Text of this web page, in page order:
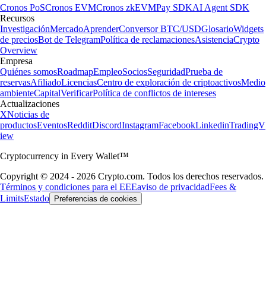
Cronos PoSCronos EVMCronos zkEVMPay SDKAI Agent SDK
Recursos
InvestigaciónMercadoAprenderConversor BTC/USDGlosarioWidgets
de preciosBot de TelegramPolítica de reclamacionesAsistenciaCrypto
Overview
Empresa
Quiénes somosRoadmapEmpleoSociosSeguridadPrueba de
reservasAfiliadoLicenciasCentro de exploración de criptoactivosMedio
ambienteCapitalVerificarPolítica de conflictos de intereses
Actualizaciones
XNoticias de
productosEventosRedditDiscordInstagramFacebookLinkedinTradingV
iew
Cryptocurrency in Every Wallet™
Copyright © 2024 - 2026 Crypto.com. Todos los derechos reservados.
Términos y condiciones para el EEEaviso de privacidadFees &
LimitsEstado Preferencias de cookies